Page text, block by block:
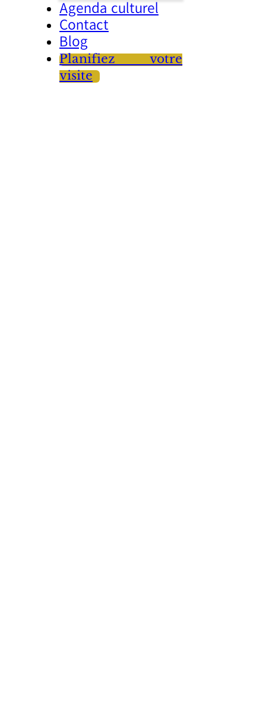
Agenda culturel
Contact
Blog
Planifiez votre
visite